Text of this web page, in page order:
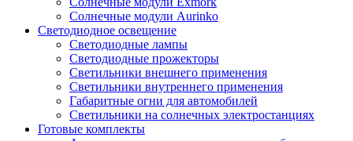
Солнечные модули Aurinko
Светодиодное освещение
Светодиодные лампы
Светодиодные прожекторы
Светильники внешнего применения
Светильники внутреннего применения
Габаритные огни для автомобилей
Светильники на солнечных электростанциях
Готовые комплекты